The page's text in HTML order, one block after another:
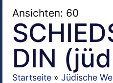
Ansichten: 60
DIN
Startseite » Jüdische